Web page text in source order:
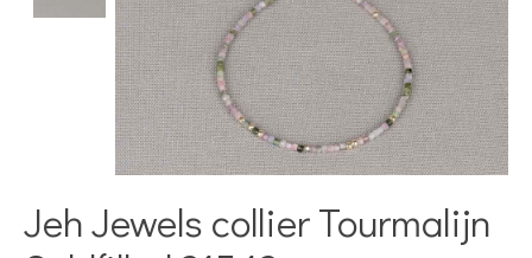
Jeh Jewels collier Tourmalijn